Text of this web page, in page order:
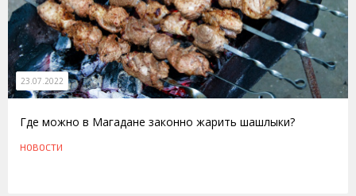
23.07.2022
Где можно в Магадане законно жарить шашлыки?
НОВОСТИ